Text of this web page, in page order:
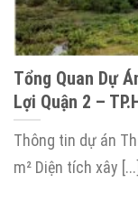
Tổng Quan Dự
Lợi Quận 2 –
Thông tin dự án
m² Diện tích xây [...]